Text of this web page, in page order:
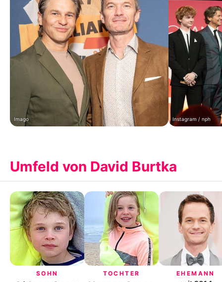
Imago Instagram / nph
Umfeld von David Burtka
SOHN TOCHTER EHEMANN